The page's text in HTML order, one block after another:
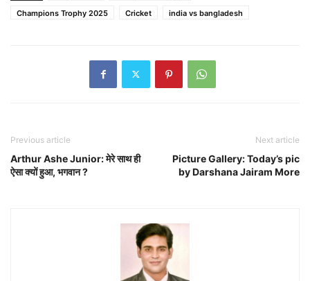
Champions Trophy 2025
Cricket india vs bangladesh
Previous article
Arthur Ashe Junior: मेरे साथ ही
ऐसा क्यों हुआ, भगवान ?
Next article
Picture Gallery: Today’s pic
by Darshana Jairam More